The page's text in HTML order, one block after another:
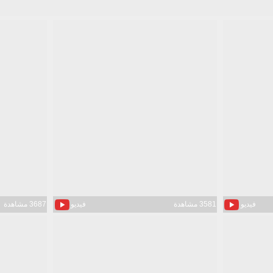
فيديو فيديو 3581 مشاهدة 3687 مشاهدة